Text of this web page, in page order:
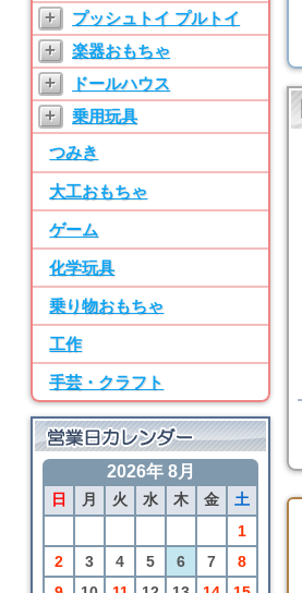
チン パーツ・水道
6位
SayWoodwork
SW-3 ままごとキッチ
ン パーツ・水道
7位
BRIO
50ピース追加レールセ
ット
8位
SayWoodwork
SWM-2 ままごとキッ
チン パーツ・水道
9位
BRIO
アニマルファームセッ
ト
10位
BRIO
+ プッシュトイ プルトイ
+ 楽器おもちゃ
+ ドールハウス
+
乗用玩具
つみき
大工おもちゃ
ゲーム
化学玩具
乗り物おもちゃ
工作
手芸・クラフト
2026年 8月
日 月 火 水 木 金
土
1
2
3 4 5 6 7
8